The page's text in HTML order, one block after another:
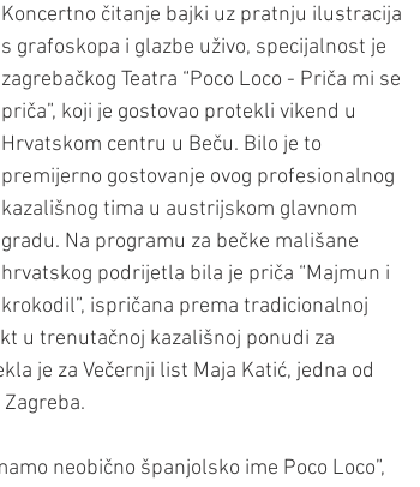
Koncertno čitanje bajki uz pratnju ilustracija
s grafoskopa i glazbe uživo, specijalnost je
zagrebačkog Teatra “Poco Loco - Priča mi se
priča”, koji je gostovao protekli vikend u
Hrvatskom centru u Beču. Bilo je to
premijerno gostovanje ovog profesionalnog
kazališnog tima u austrijskom glavnom
gradu. Na programu za bečke mališane
hrvatskog podrijetla bila je priča “Majmun i
krokodil”, ispričana prema tradicionalnoj
u trenutačnoj kazališnoj ponudi za
je za Večernji list Maja Katić, jedna od
neobično španjolsko ime Poco Loco”,